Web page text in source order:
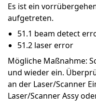
Es ist ein
aufgetreten.
51.1 beam detect
51.2 laser error
Mögliche Maßnahme:
und wieder ein.
an der Laser/Scanner
Laser/Scanner Assy